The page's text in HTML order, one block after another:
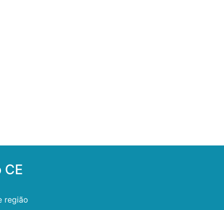
região